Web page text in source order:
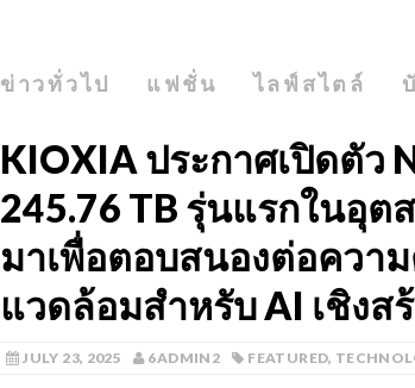
ข่าวทั่วไป แฟชั่น ไลฟ์สไตล์
KIOXIA ประกาศเปิดตัว
245.76 TB รุ่นแรกในอุต
มาเพื่อตอบสนองต่อควา
แวดล้อมสำหรับ AI เชิงส
JULY 23, 2025 6ADMIN2 FEATURED,